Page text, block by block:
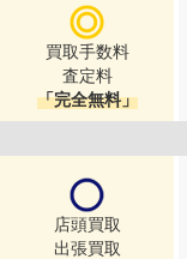
買取手数料
査定料
「完全無料」
店頭買取
出張買取